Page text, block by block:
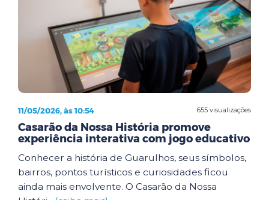
655 visualizações
11/05/2026, às 10:54
Casarão da Nossa História promove
experiência interativa com jogo educativo
Conhecer a história de Guarulhos, seus símbolos,
bairros, pontos turísticos e curiosidades ficou
ainda mais envolvente. O Casarão da Nossa